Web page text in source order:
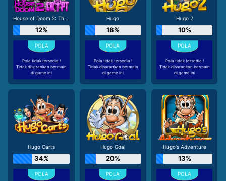
House of Doom 2: The Crypt
12%
Pola tidak tersedia !
Tidak disarankan bermain
di game ini
Hugo
18%
Pola tidak tersedia !
Tidak disarankan bermain
di game ini
Hugo 2
10%
Pola tidak tersedia !
Tidak disarankan bermain
di game ini
Hugo Carts
34%
Hugo Goal
20%
Hugo's Adventure
13%